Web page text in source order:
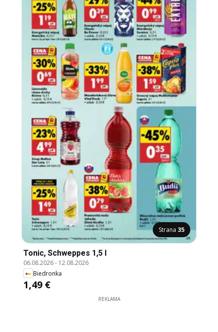
Strana 35
Tonic, Schweppes 1,5 l
06.08.2026- 12.08.2026
Biedronka
1,49 €
REKLAMA